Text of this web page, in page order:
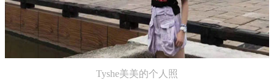
Tyshe美美的个人照